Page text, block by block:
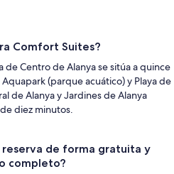
Comfort Suites?
de Centro de Alanya se sitúa a quince
(parque acuático) y Playa de
de Alanya y Jardines de Alanya
diez minutos.
reserva de forma gratuita y
completo?